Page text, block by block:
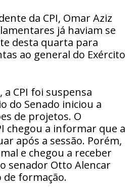
da CPI, Omar Aziz
já haviam se
desta quarta para
ao general do Exército
CPI foi suspensa
do Senado iniciou a
de projetos. O
chegou a informar que a
após a sessão. Porém,
e chegou a receber
senador Otto Alencar
de formação.